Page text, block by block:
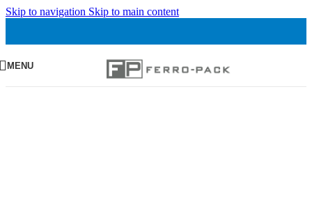
Skip to navigation Skip to main content
MENU